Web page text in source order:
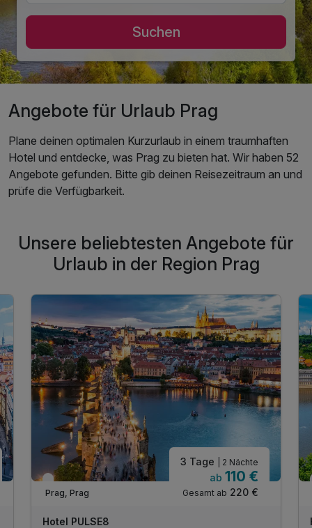
Suchen
Angebote für Urlaub Prag
Plane deinen optimalen Kurzurlaub in einem traumhaften
Hotel und entdecke, was Prag zu bieten hat. Wir haben 52
Angebote gefunden. Bitte gib deinen Reisezeitraum an und
prüfe die Verfügbarkeit.
Unsere beliebtesten Angebote für
Urlaub in der Region Prag
WAR
Verfügbar bis Dezember
Prag, Prag
3 Tage | 2 Nächte
ab 110 €
Gesamt ab 220 €
Hotel PULSE8